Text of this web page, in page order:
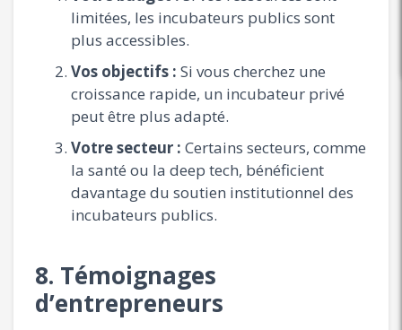
limitées, les incubateurs publics sont
plus accessibles.
Vos objectifs : Si vous cherchez une
croissance rapide, un incubateur privé
peut être plus adapté.
Votre secteur : Certains secteurs, comme
la santé ou la deep tech, bénéficient
davantage du soutien institutionnel des
incubateurs publics.
8. Témoignages
d’entrepreneurs